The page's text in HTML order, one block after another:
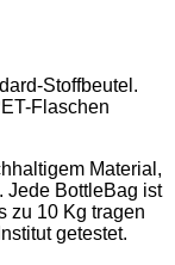
Stoffbeutel.
Flaschen
Material,
Jede BottleBag ist
zu 10 Kg tragen
getestet.